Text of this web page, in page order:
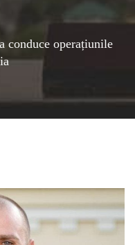
conduce operațiunile